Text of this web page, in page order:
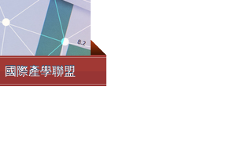
國際產學聯盟